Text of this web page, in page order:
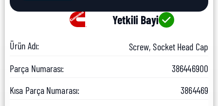
Yetkili Bayi
Ürün Adı:
Screw, Socket Head Cap
Parça Numarası:
386446900
Kısa Parça Numarası:
3864469